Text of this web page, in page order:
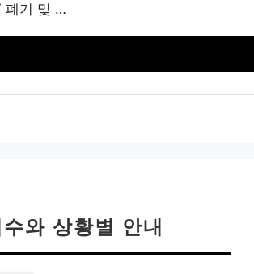
폐기 및 …
와 상황별 안내